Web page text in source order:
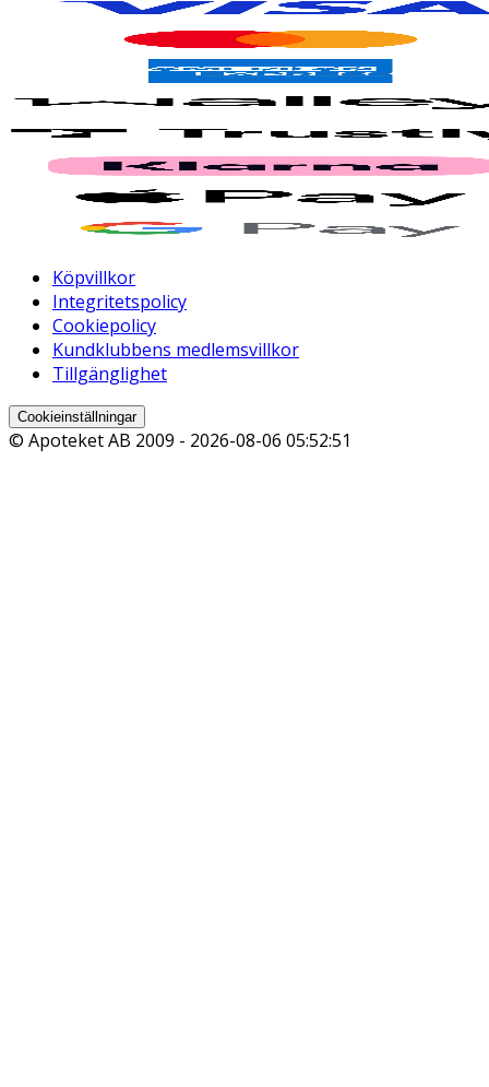
Köpvillkor
Integritetspolicy
Cookiepolicy
Kundklubbens medlemsvillkor
Tillgänglighet
Cookieinställningar
© Apoteket AB 2009 - 2026-08-06 05:52:51